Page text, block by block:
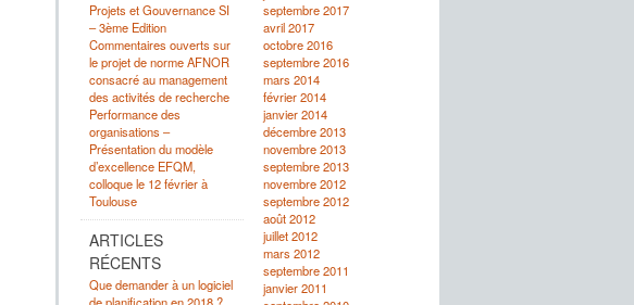
Projets et Gouvernance SI
– 3ème Edition
Commentaires ouverts sur
le projet de norme AFNOR
consacré au management
des activités de recherche
Performance des
organisations –
Présentation du modèle
d’excellence EFQM,
colloque le 12 février à
Toulouse
ARTICLES
RÉCENTS
Que demander à un logiciel
septembre 2017
avril 2017
octobre 2016
septembre 2016
mars 2014
février 2014
janvier 2014
décembre 2013
novembre 2013
septembre 2013
novembre 2012
septembre 2012
août 2012
juillet 2012
mars 2012
septembre 2011
janvier 2011